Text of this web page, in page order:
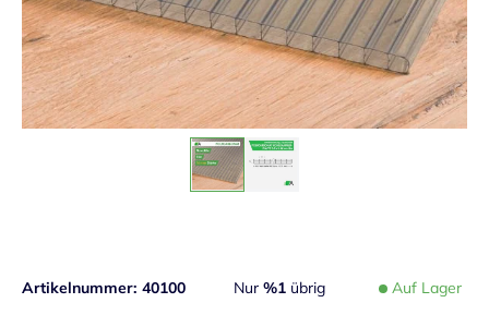
Auf Lager
Nur %1 übrig
Artikelnummer 40100